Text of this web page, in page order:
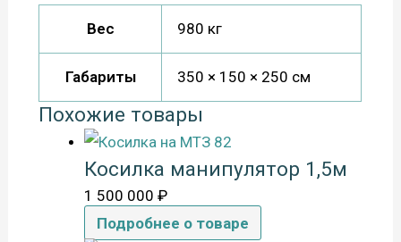
Вес 980 кг
Габариты 350 × 150 × 250 см
Похожие товары
Косилка манипулятор 1,5м
1 500 000₽
Подробнее о товаре